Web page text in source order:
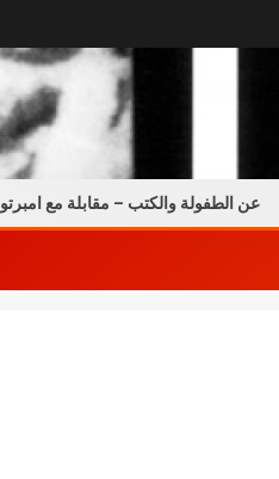
عن الطفولة والكتب – مقابلة مع امبرتو إيكو